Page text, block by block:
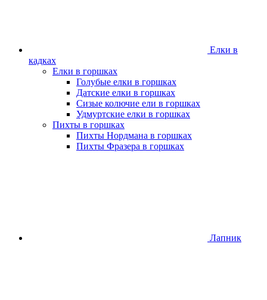
Елки в
кадках
Елки в горшках
Голубые елки в горшках
Датские елки в горшках
Сизые колючие ели в горшках
Удмуртские елки в горшках
Пихты в горшках
Пихты Нордмана в горшках
Пихты Фразера в горшках
Лапник